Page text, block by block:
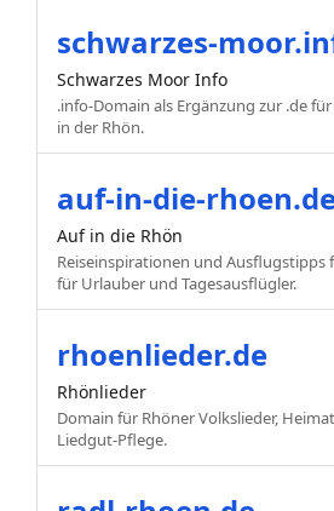
schwarzes-
Schwarzes Moor Info
.info-Domain als Ergänzung zur .de
in der Rhön.
auf-in-die-
Auf in die Rhön
Reiseinspirationen und Ausflugstipps
für Urlauber und Tagesausflügler.
rhoenlieder.de
Rhönlieder
Domain für Rhöner Volkslieder,
Liedgut-Pflege.